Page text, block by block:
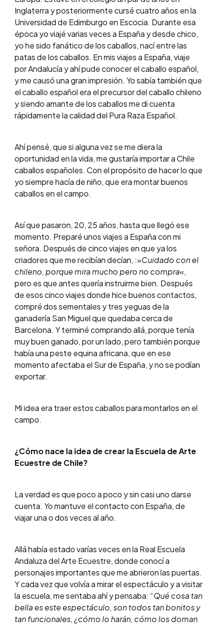
Inglaterra y posteriormente cursé cuatro años en la
Universidad de Edimburgo en Escocia. Durante esa
época yo viajé varias veces a España y desde chico,
yo he sido fanático de los caballos, nací entre las
patas de los caballos. En mis viajes a España, viaje
por Andalucía y ahí pude conocer el caballo español,
y me causó una gran impresión. Yo sabía también que
el caballo español era el precursor del caballo chileno
y siendo amante de los caballos me di cuenta
rápidamente la calidad del Pura Raza Español.
Ahí pensé, que si alguna vez se me diera la
oportunidad en la vida, me gustaría importar a Chile
caballos españoles. Con el propósito de hacer lo que
yo siempre hacía de niño, que era montar buenos
caballos en el campo.
Así que pasaron, 20, 25 años, hasta que llegó ese
momento. Preparé unos viajes a España con mi
señora. Después de cinco viajes en que ya los
criadores que me recibían decían, :»Cuidado con el
chileno, porque mira mucho pero no compra«,
pero es que antes quería instruirme bien. Después
de esos cinco viajes donde hice buenos contactos,
compré dos sementales y tres yeguas de la
ganadería San Miguel que quedaba cerca de
Barcelona. Y terminé comprando allá, porque tenía
muy buen ganado, por un lado, pero también porque
había una peste equina africana, que en ese
momento afectaba el Sur de España, y no se podían
exportar.
Mi idea era traer estos caballos para montarlos en el
campo.
¿Cómo nace la idea de crear la Escuela de Arte
Ecuestre de Chile?
La verdad es que poco a poco y sin casi uno darse
cuenta. Yo mantuve el contacto con España, de
viajar una o dos veces al año.
Allá había estado varías veces en la Real Escuela
Andaluza del Arte Ecuestre, donde conocí a
personajes importantes que me abrieron las puertas.
Y cada vez que volvía a mirar el espectáculo y a visitar
la escuela, me sentaba ahí y pensaba: “Qué cosa tan
bella es este espectáculo, son todos tan bonitos y
tan funcionales, ¿cómo lo harán, cómo los doman